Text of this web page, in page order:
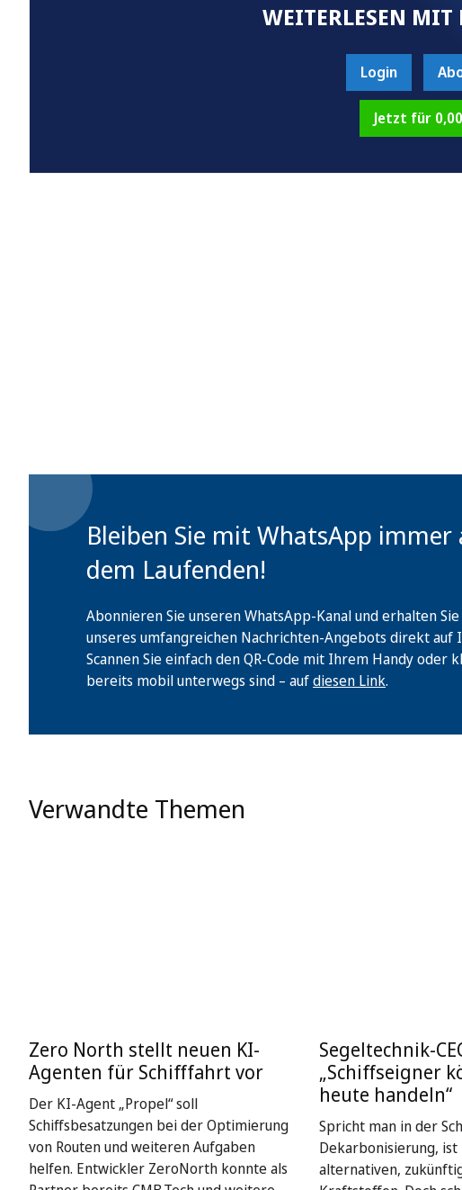
WEITERLESEN
Login
Jetzt für
Bleiben Sie mit WhatsApp immer
dem Laufenden!
Abonnieren Sie unseren WhatsApp-Kanal und erhalten
unseres umfangreichen Nachrichten-Angebots direkt auf
Scannen Sie einfach den QR-Code mit Ihrem Handy oder
bereits mobil unterwegs sind – aufdiesen Link.
Verwandte Themen
Zero North stellt neuen KI-
Agenten für Schifffahrt vor
Der KI-Agent „Propel“ soll
Schiffsbesatzungen bei der Optimierung
von Routen und weiteren Aufgaben
helfen. Entwickler ZeroNorth konnte als
Segeltechnik-
„Schiffseigner
heute handeln“
Spricht man in der
Dekarbonisierung, ist
alternativen,